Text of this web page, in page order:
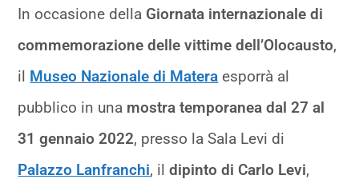
In occasione della Giornata internazionale di
commemorazione delle vittime dell’Olocausto,
il Museo Nazionale di Matera esporrà al
pubblico in una mostra temporanea dal 27 al
31 gennaio 2022, presso la Sala Levi di
Palazzo Lanfranchi, ildipinto di Carlo Levi,